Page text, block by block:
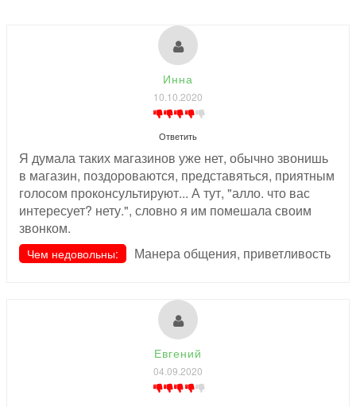
Инна
10.10.2020
Ответить
Я думала таких магазинов уже нет, обычно звонишь
в магазин, поздороваются, представяться, приятным
голосом проконсультируют... А тут, "алло. что вас
интересует? нету.", словно я им помешала своим
звонком.
Чем недовольны: Манера общения, приветливость
Евгений
04.09.2020